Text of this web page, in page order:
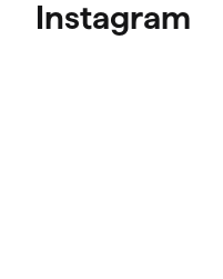
Instagram